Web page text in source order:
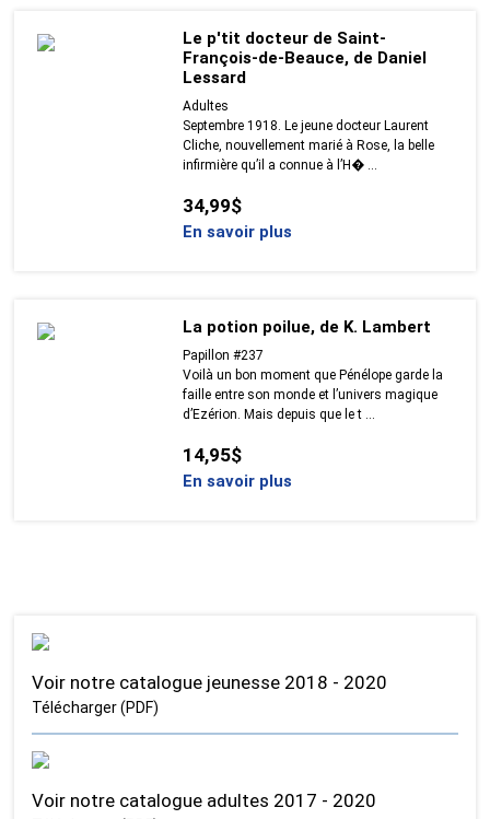
Le p'tit docteur de Saint-
François-de-Beauce, de Daniel
Lessard
Adultes
Septembre 1918. Le jeune docteur Laurent
Cliche, nouvellement marié à Rose, la belle
infirmière qu’il a connue à l’H� ...
34,99$
En savoir plus
La potion poilue, de K. Lambert
Papillon #237
Voilà un bon moment que Pénélope garde la
faille entre son monde et l’univers magique
d’Ezérion. Mais depuis que le t ...
14,95$
En savoir plus
Voir notre catalogue jeunesse 2018 - 2020
Télécharger (PDF)
Voir notre catalogue adultes 2017 - 2020